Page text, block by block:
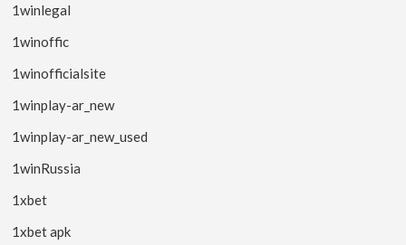
1winlegal
1winoffic
1winofficialsite
1winplay-ar_new
1winplay-ar_new_used
1winRussia
1xbet
1xbet apk